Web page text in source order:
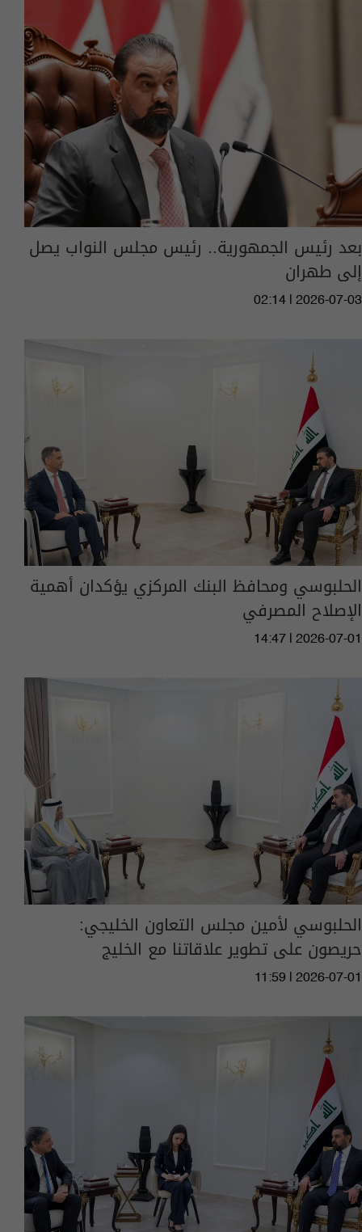
بعد رئيس الجمهورية.. رئيس مجلس النواب يصل
إلى طهران
02:14 | 2026-07-03
الحلبوسي ومحافظ البنك المركزي يؤكدان أهمية
الإصلاح المصرفي
14:47 | 2026-07-01
الحلبوسي لأمين مجلس التعاون الخليجي:
حريصون على تطوير علاقاتنا مع الخليج
11:59 | 2026-07-01